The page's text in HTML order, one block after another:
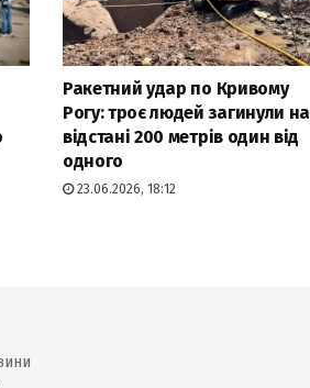
Ракетний удар по Кривому
Рогу: троє людей загинули на
відстані 200 метрів один від
одного
23.06.2026, 18:12